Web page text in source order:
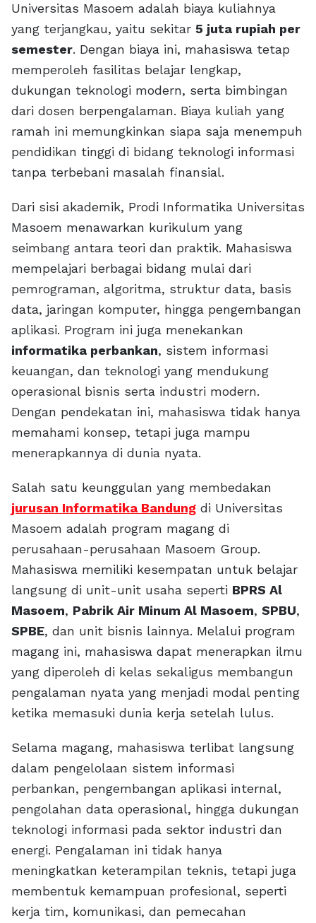
Universitas Masoem adalah biaya kuliahnya
yang terjangkau, yaitu sekitar 5 juta rupiah per
semester. Dengan biaya ini, mahasiswa tetap
memperoleh fasilitas belajar lengkap,
dukungan teknologi modern, serta bimbingan
dari dosen berpengalaman. Biaya kuliah yang
ramah ini memungkinkan siapa saja menempuh
pendidikan tinggi di bidang teknologi informasi
tanpa terbebani masalah finansial.
Dari sisi akademik, Prodi Informatika Universitas
Masoem menawarkan kurikulum yang
seimbang antara teori dan praktik. Mahasiswa
mempelajari berbagai bidang mulai dari
pemrograman, algoritma, struktur data, basis
data, jaringan komputer, hingga pengembangan
aplikasi. Program ini juga menekankan
informatika perbankan, sistem informasi
keuangan, dan teknologi yang mendukung
operasional bisnis serta industri modern.
Dengan pendekatan ini, mahasiswa tidak hanya
memahami konsep, tetapi juga mampu
menerapkannya di dunia nyata.
Salah satu keunggulan yang membedakan
jurusan Informatika Bandung di Universitas
Masoem adalah program magang di
perusahaan-perusahaan Masoem Group.
Mahasiswa memiliki kesempatan untuk belajar
langsung di unit-unit usaha seperti BPRS Al
Masoem, Pabrik Air Minum Al Masoem, SPBU,
SPBE, dan unit bisnis lainnya. Melalui program
magang ini, mahasiswa dapat menerapkan ilmu
yang diperoleh di kelas sekaligus membangun
pengalaman nyata yang menjadi modal penting
ketika memasuki dunia kerja setelah lulus.
Selama magang, mahasiswa terlibat langsung
dalam pengelolaan sistem informasi
perbankan, pengembangan aplikasi internal,
pengolahan data operasional, hingga dukungan
teknologi informasi pada sektor industri dan
energi. Pengalaman ini tidak hanya
meningkatkan keterampilan teknis, tetapi juga
membentuk kemampuan profesional, seperti
kerja tim, komunikasi, dan pemecahan